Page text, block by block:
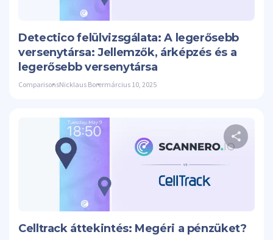
Detectico felülvizsgálata: A legerősebb
versenytársa: Jellemzők, árképzés és a
legerősebb versenytársa
ComparisonsNicklaus Borermárcius 10, 2025
Celltrack áttekintés: Megéri a pénzüket?